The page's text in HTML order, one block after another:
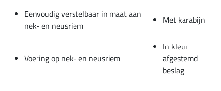
Eenvoudig verstelbaar in maat aan
nek- en neusriem
Met karabijn
Voering op nek- en neusriem
In kleur
afgestemd
beslag